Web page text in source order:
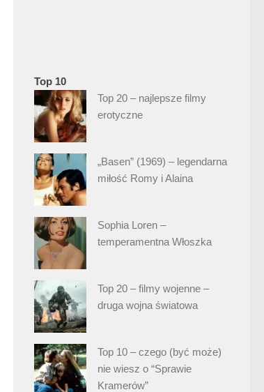
Top 10
Top 20 – najlepsze filmy
erotyczne
„Basen” (1969) – legendarna
miłość Romy i Alaina
Sophia Loren –
temperamentna Włoszka
Top 20 – filmy wojenne –
druga wojna światowa
Top 10 – czego (być może)
nie wiesz o “Sprawie
Kramerów”